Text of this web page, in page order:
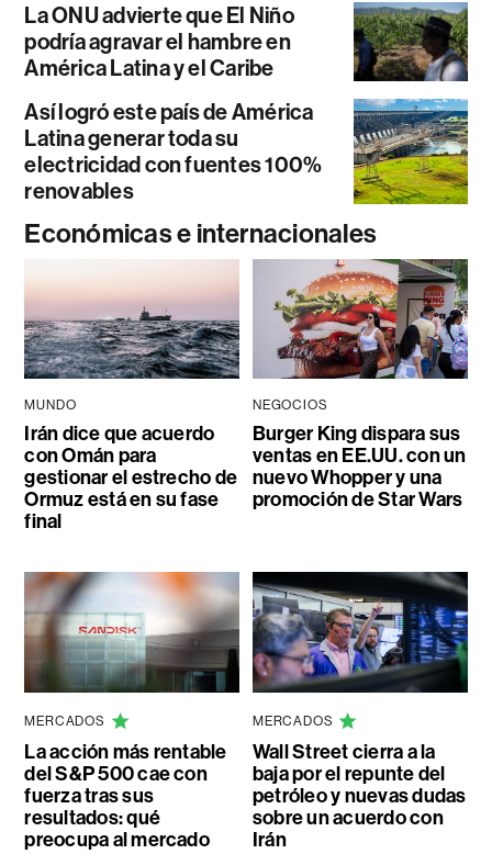
La ONU advierte que El Niño
podría agravar el hambre en
América Latina y el Caribe
Así logró este país de América
Latina generar toda su
electricidad con fuentes 100%
renovables
Económicas e internacionales
MUNDO
Irán dice que acuerdo
con Omán para
gestionar el estrecho de
Ormuz está en su fase
final
NEGOCIOS
Burger King dispara sus
ventas en EE.UU. con un
nuevo Whopper y una
promoción de Star Wars
MERCADOS
La acción más rentable
del S&P 500 cae con
fuerza tras sus
resultados: qué
preocupa al mercado
MERCADOS
Wall Street cierra a la
baja por el repunte del
petróleo y nuevas dudas
sobre un acuerdo con
Irán